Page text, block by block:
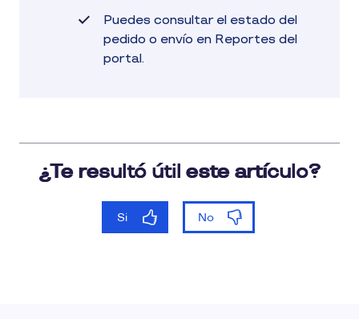
Puedes consultar el estado del
pedido o envío en Reportes del
portal.